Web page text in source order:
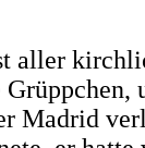
aller
Madrid